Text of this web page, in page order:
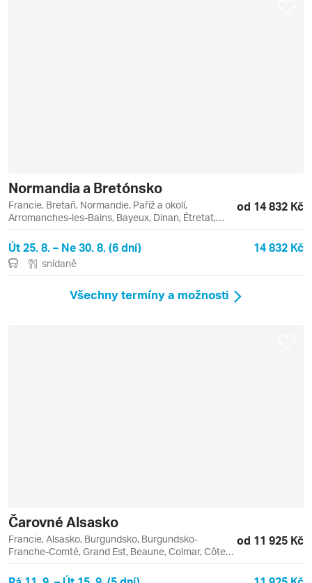
Normandia a Bretónsko
Francie, Bretaň, Normandie, Paříž a okolí,
Arromanches-les-Bains, Bayeux, Dinan, Étretat,
Fécamp, Honfleur, Paříž, Rouen
od 14 832 Kč
Út 25. 8. – Ne 30. 8. (6 dní) 14 832 Kč
snídaně
Všechny termíny a možnosti
Čarovné Alsasko
Francie, Alsasko, Burgundsko, Burgundsko-
Franche-Comté, Grand Est, Beaune, Colmar, Côte
de Beaune, Dijon, Riquewihr, Štrasburk
od 11 925 Kč